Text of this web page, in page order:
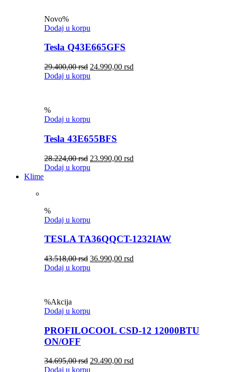
Novo%
Dodaj u korpu
Tesla Q43E665GFS
29.400,00rsd 24.990,00 rsd
Dodaj u korpu
%
Dodaj u korpu
Tesla 43E655BFS
28.224,00rsd 23.990,00 rsd
Dodaj u korpu
Klime
%
Dodaj u korpu
TESLA TA36QQCT-1232IAW
43.518,00rsd 36.990,00 rsd
Dodaj u korpu
%Akcija
Dodaj u korpu
PROFILOCOOL CSD-12 12000BTU
ON/OFF
34.695,00rsd 29.490,00 rsd
Dodaj u korpu